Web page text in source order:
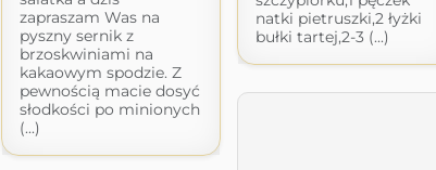
natki pietruszki,2 łyżki
bułki tartej,2-3 (...)
zapraszam Was na
pyszny sernik z
brzoskwiniami na
kakaowym spodzie. Z
pewnością macie dosyć
słodkości po minionych
(...)